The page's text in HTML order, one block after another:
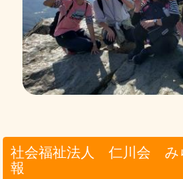
社会福祉法人 仁川会 み
報